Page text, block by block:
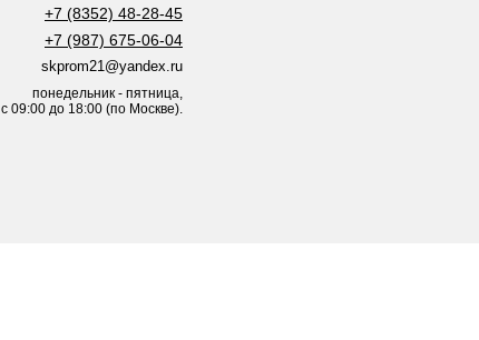
+7 (8352) 48-28-45
+7 (987) 675-06-04
skprom21@yandex.ru
понедельник - пятница,
с 09:00 до 18:00 (по Москве).